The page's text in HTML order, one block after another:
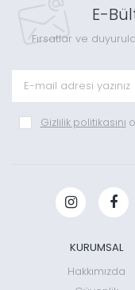
E-
Fırsatlar ve
Gizlilik politikasını
KURUMSAL
Hakkımızda